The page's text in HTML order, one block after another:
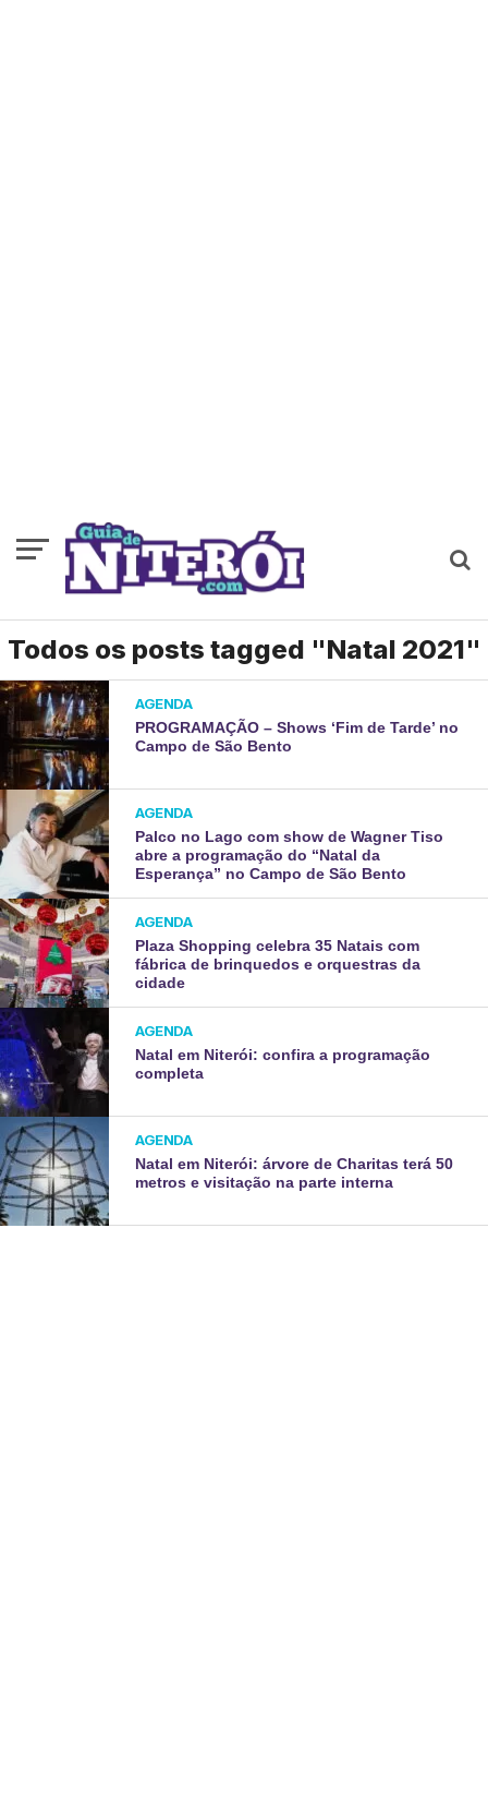
Todos os posts tagged "Natal 2021"
AGENDA
PROGRAMAÇÃO – Shows ‘Fim de Tarde’ no
Campo de São Bento
AGENDA
Palco no Lago com show de Wagner Tiso
abre a programação do “Natal da
Esperança” no Campo de São Bento
AGENDA
Plaza Shopping celebra 35 Natais com
fábrica de brinquedos e orquestras da
cidade
AGENDA
Natal em Niterói: confira a programação
completa
AGENDA
Natal em Niterói: árvore de Charitas terá 50
metros e visitação na parte interna